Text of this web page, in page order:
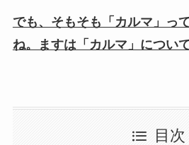
でも、そもそも「カルマ」っ
ね。ますは「カルマ」につい
目次